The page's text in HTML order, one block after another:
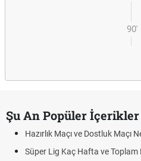
90'
Şu An Popüler İçerikler
Hazırlık Maçı ve Dostluk Maçı
Süper Lig Kaç Hafta ve Toplam